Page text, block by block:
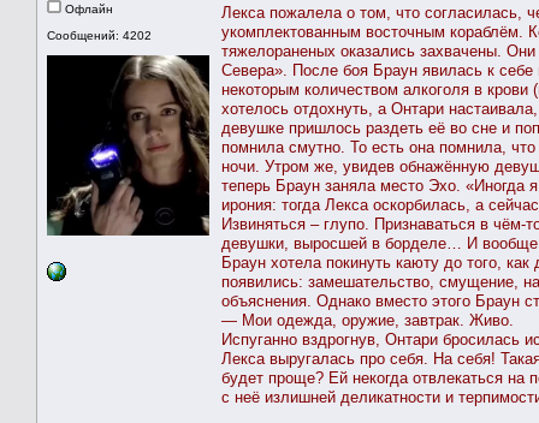
Офлайн
Сообщений: 4202
Лекса пожалела о том, что согласилась,
укомплектованным восточным кораблём.
тяжелораненых оказались захвачены.
Севера». После боя Браун явилась к
некоторым количеством алкоголя в
хотелось отдохнуть, а Онтари
девушке пришлось раздеть её во сне и
помнила смутно. То есть она помнила,
ночи. Утром же, увидев обнажённую
теперь Браун заняла место Эхо. «Иногда
ирония: тогда Лекса оскорбилась, а
Извиняться – глупо. Признаваться в
девушки, выросшей в борделе… И
Браун хотела покинуть каюту до того,
появились: замешательство, смущение,
объяснения. Однако вместо этого Браун
— Мои одежда, оружие, завтрак. Живо.
Испуганно вздрогнув, Онтари бросилась
Лекса выругалась про себя. На себя!
будет проще? Ей некогда отвлекаться на
с неё излишней деликатности и